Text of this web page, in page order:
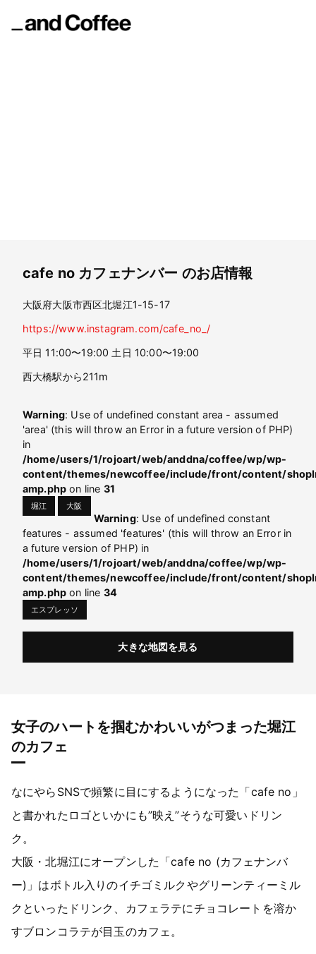
cafe no カフェナンバー のお店情報
大阪府大阪市西区北堀江1-15-17
https://www.instagram.com/cafe_no_/
平日 11:00〜19:00 土日 10:00〜19:00
西大橋駅から211m
Warning: Use of undefined constant area - assumed
'area' (this will throw an Error in a future version of PHP)
in
/home/users/1/rojoart/web/anddna/coffee/wp/wp-
content/themes/newcoffee/include/front/content/
amp.php on line 31
堀江 大阪
Warning: Use of undefined constant
features - assumed 'features' (this will throw an Error in
a future version of PHP) in
/home/users/1/rojoart/web/anddna/coffee/wp/wp-
content/themes/newcoffee/include/front/content/
amp.php on line 34
エスプレッソ
大きな地図を見る
女子のハートを掴むかわいいがつまった堀江
のカフェ
なにやらSNSで頻繁に目にするようになった「cafe no」
と書かれたロゴといかにも”映え”そうな可愛いドリン
ク。
大阪・北堀江にオープンした「cafe no (カフェナンバ
ー)」はボトル入りのイチゴミルクやグリーンティーミル
クといったドリンク、カフェラテにチョコレートを溶か
すブロンコラテが目玉のカフェ。